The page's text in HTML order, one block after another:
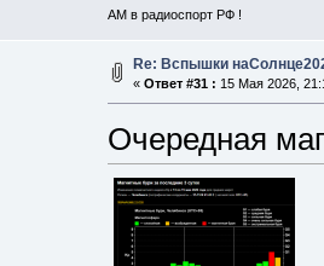
АМ в радиоспорт РФ !
Re: Вспышки
« Ответ #31 : 15 Мая 2026,
Очередная